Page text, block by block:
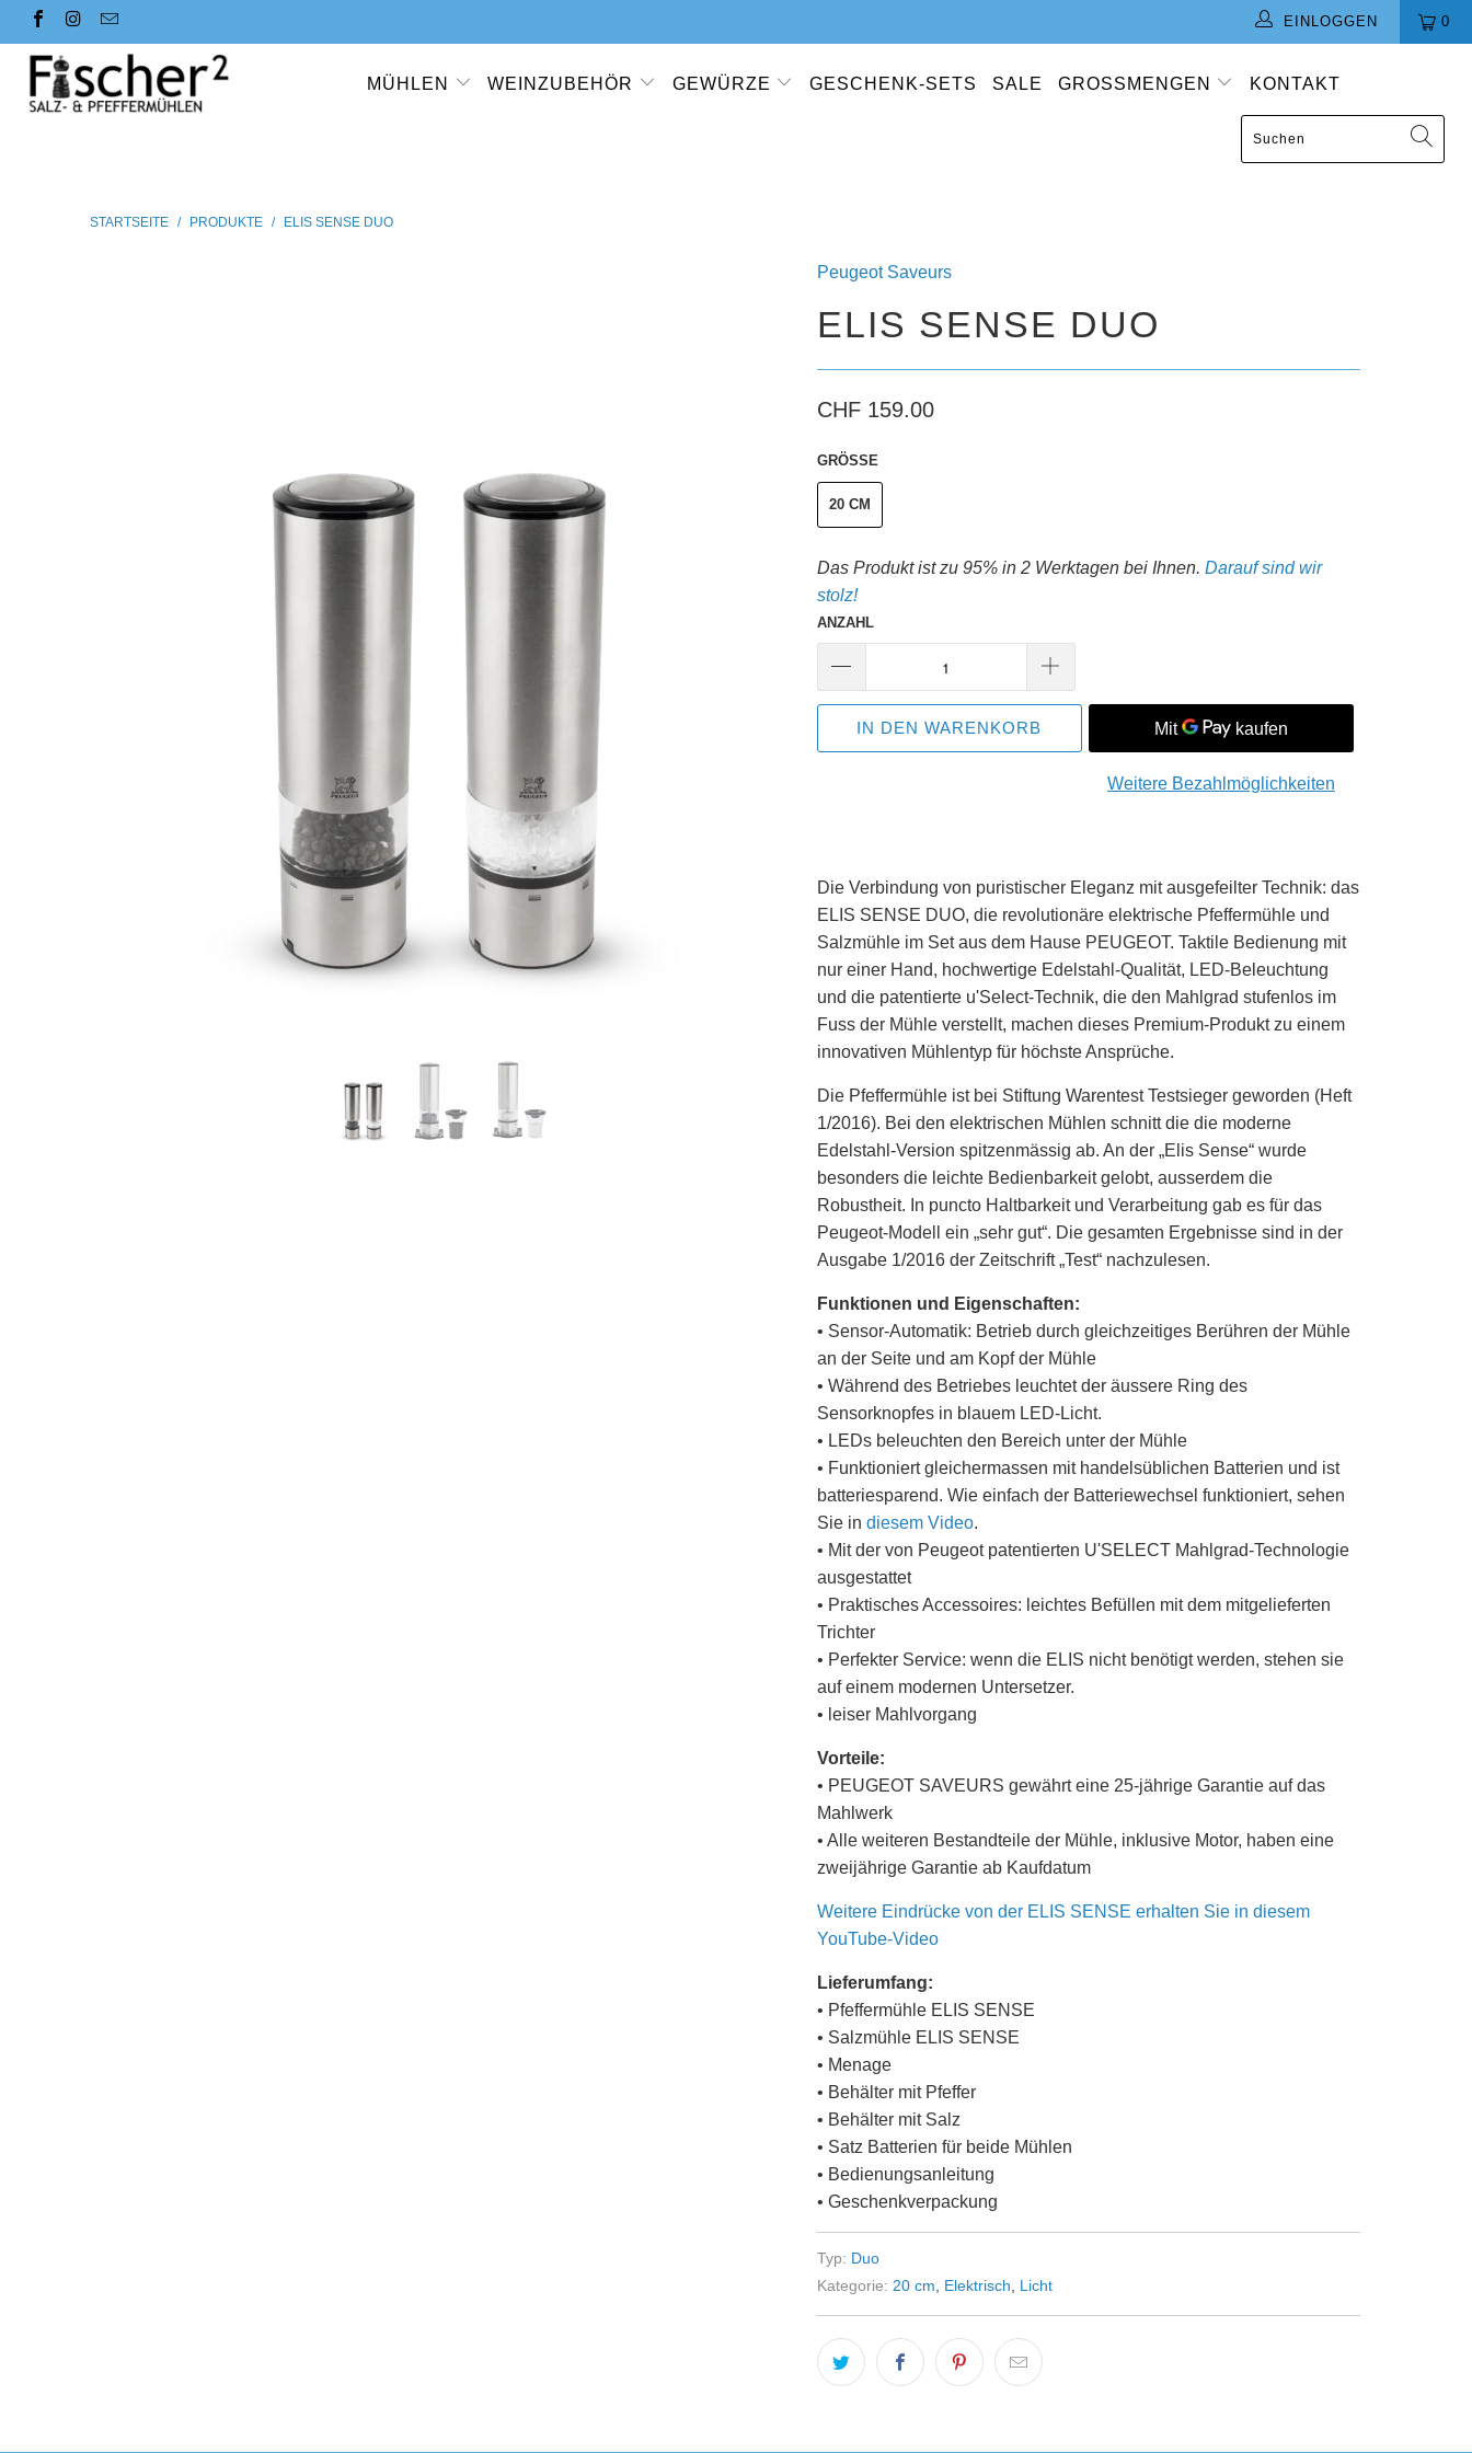
0
EINLOGGEN
MÜHLEN WEINZUBEHÖR GEWÜRZE GESCHENK-SETS SALE GROSSMENGEN KONTAKT
STARTSEITE / PRODUKTE / ELIS SENSE DUO
Peugeot Saveurs
ELIS SENSE DUO
CHF 159.00
GRÖSSE
20 CM
Das Produkt ist zu 95% in 2 Werktagen bei Ihnen. Darauf sind wir
stolz!
ANZAHL
IN DEN WARENKORB
Weitere Bezahlmöglichkeiten
Die Verbindung von puristischer Eleganz mit ausgefeilter Technik: das
ELIS SENSE DUO, die revolutionäre elektrische Pfeffermühle und
Salzmühle im Set aus dem Hause PEUGEOT. Taktile Bedienung mit
nur einer Hand, hochwertige Edelstahl-Qualität, LED-Beleuchtung
und die patentierte u'Select-Technik, die den Mahlgrad stufenlos im
Fuss der Mühle verstellt, machen dieses Premium-Produkt zu einem
innovativen Mühlentyp für höchste Ansprüche.
Die Pfeffermühle ist bei Stiftung Warentest Testsieger geworden (Heft
1/2016). Bei den elektrischen Mühlen schnitt die die moderne
Edelstahl-Version spitzenmässig ab. An der „Elis Sense“ wurde
besonders die leichte Bedienbarkeit gelobt, ausserdem die
Robustheit. In puncto Haltbarkeit und Verarbeitung gab es für das
Peugeot-Modell ein „sehr gut“. Die gesamten Ergebnisse sind in der
Ausgabe 1/2016 der Zeitschrift „Test“ nachzulesen.
Funktionen und Eigenschaften:
• Sensor-Automatik: Betrieb durch gleichzeitiges Berühren der Mühle
an der Seite und am Kopf der Mühle
• Während des Betriebes leuchtet der äussere Ring des
Sensorknopfes in blauem LED-Licht.
• LEDs beleuchten den Bereich unter der Mühle
• Funktioniert gleichermassen mit handelsüblichen Batterien und ist
batteriesparend. Wie einfach der Batteriewechsel funktioniert, sehen
Sie in diesem Video.
• Mit der von Peugeot patentierten U'SELECT Mahlgrad-Technologie
ausgestattet
• Praktisches Accessoires: leichtes Befüllen mit dem mitgelieferten
Trichter
• Perfekter Service: wenn die ELIS nicht benötigt werden, stehen sie
auf einem modernen Untersetzer.
• leiser Mahlvorgang
Vorteile:
• PEUGEOT SAVEURS gewährt eine 25-jährige Garantie auf das
Mahlwerk
• Alle weiteren Bestandteile der Mühle, inklusive Motor, haben eine
zweijährige Garantie ab Kaufdatum
Weitere Eindrücke von der ELIS SENSE erhalten Sie in diesem
YouTube-Video
Lieferumfang:
• Pfeffermühle ELIS SENSE
• Salzmühle ELIS SENSE
• Menage
• Behälter mit Pfeffer
• Behälter mit Salz
• Satz Batterien für beide Mühlen
• Bedienungsanleitung
• Geschenkverpackung
Typ: Duo
Kategorie: 20 cm Elektrisch Licht